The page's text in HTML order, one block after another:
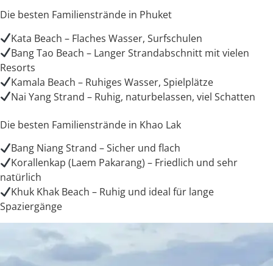
Die besten Familienstrände in Phuket
Kata Beach – Flaches Wasser, Surfschulen
Bang Tao Beach – Langer Strandabschnitt mit vielen
Resorts
Kamala Beach – Ruhiges Wasser, Spielplätze
Nai Yang Strand – Ruhig, naturbelassen, viel Schatten
Die besten Familienstrände in Khao Lak
Bang Niang Strand – Sicher und flach
Korallenkap (Laem Pakarang) – Friedlich und sehr
natürlich
Khuk Khak Beach – Ruhig und ideal für lange
Spaziergänge